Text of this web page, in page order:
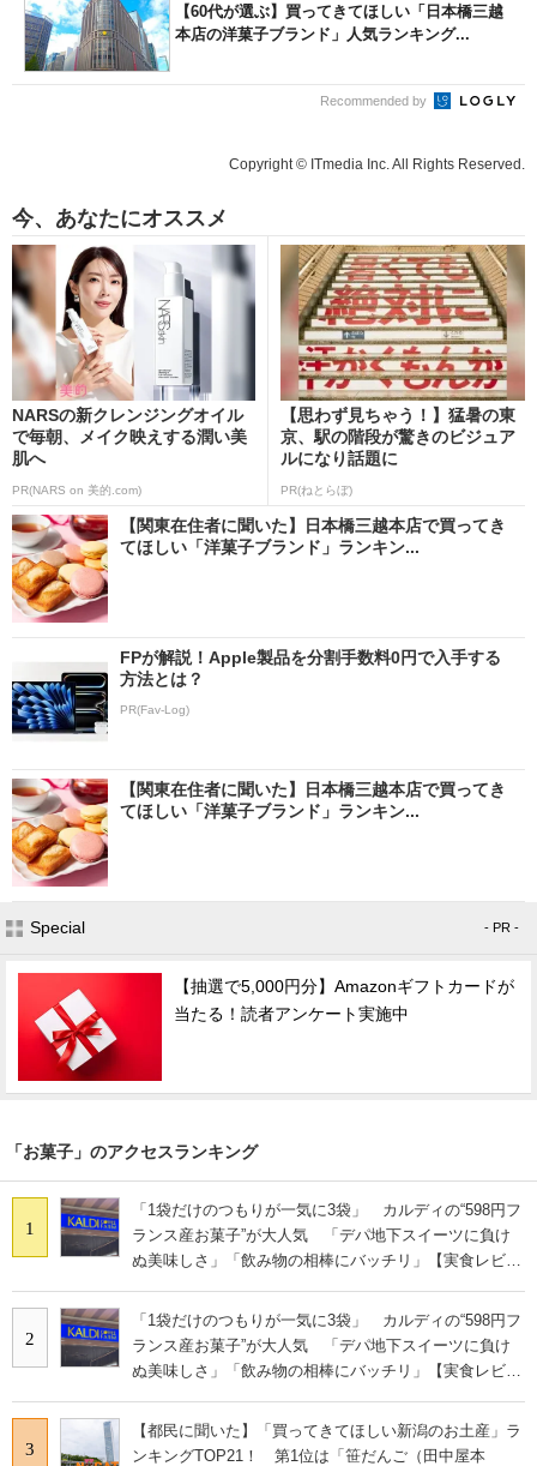
【60代が選ぶ】買ってきてほしい「日本橋三越
本店の洋菓子ブランド」人気ランキング...
Recommended by
Copyright © ITmedia Inc. All Rights Reserved.
今、あなたにオススメ
NARSの新クレンジングオイル
で毎朝、メイク映えする潤い美
肌へ
PR(NARS on 美的.com)
【思わず見ちゃう！】猛暑の東
京、駅の階段が驚きのビジュア
ルになり話題に
PR(ねとらぼ)
【関東在住者に聞いた】日本橋三越本店で買ってき
てほしい「洋菓子ブランド」ランキン...
FPが解説！Apple製品を分割手数料0円で入手する
方法とは？
PR(Fav-Log)
【関東在住者に聞いた】日本橋三越本店で買ってき
てほしい「洋菓子ブランド」ランキン...
Special - PR -
【抽選で5,000円分】Amazonギフトカードが
当たる！読者アンケート実施中
「お菓子」のアクセスランキング
1
「1袋だけのつもりが一気に3袋」 カルディの“598円フ
ランス産お菓子”が大人気 「デパ地下スイーツに負け
ぬ美味しさ」「飲み物の相棒にバッチリ」【実食レビュ
2
「1袋だけのつもりが一気に3袋」 カルディの“598円フ
ランス産お菓子”が大人気 「デパ地下スイーツに負け
ぬ美味しさ」「飲み物の相棒にバッチリ」【実食レビュ
3
【都民に聞いた】「買ってきてほしい新潟のお土産」ラ
ンキングTOP21！ 第1位は「笹だんご（田中屋本